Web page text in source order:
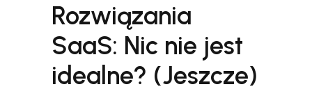
Rozwiązania
SaaS: Nic nie jest
idealne? (Jeszcze)